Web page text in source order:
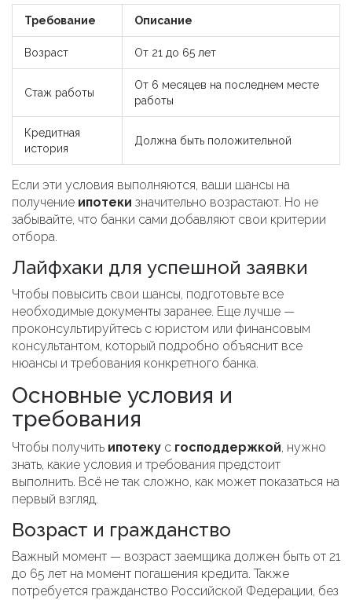
Требование Описание
Возраст От 21 до 65 лет
Стаж работы
От 6 месяцев на последнем месте
работы
Кредитная
история
Должна быть положительной
Если эти условия выполняются, ваши шансы на
получение ипотеки значительно возрастают. Но не
забывайте, что банки сами добавляют свои критерии
отбора.
Лайфхаки для успешной заявки
Чтобы повысить свои шансы, подготовьте все
необходимые документы заранее. Еще лучше —
проконсультируйтесь с юристом или финансовым
консультантом, который подробно объяснит все
нюансы и требования конкретного банка.
Основные условия и
требования
Чтобы получить ипотеку с господдержкой, нужно
знать, какие условия и требования предстоит
выполнить. Всё не так сложно, как может показаться на
первый взгляд.
Возраст и гражданство
Важный момент — возраст заемщика должен быть от 21
до 65 лет на момент погашения кредита. Также
потребуется гражданство Российской Федерации, без